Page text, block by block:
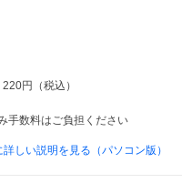
円（税込）
詳しい説明を見る（パソコン版）